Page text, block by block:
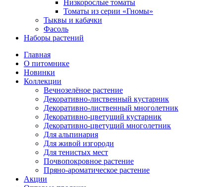
Низкорослые томаты
Томаты из серии «Гномы»
Тыквы и кабачки
Фасоль
Наборы растений
Главная
О питомнике
Новинки
Коллекции
Вечнозелёное растение
Декоративно-лиственный кустарник
Декоративно-лиственный многолетник
Декоративно-цветущий кустарник
Декоративно-цветущий многолетник
Для альпинария
Для живой изгороди
Для тенистых мест
Почвопокровное растение
Пряно-ароматическое растение
Акции